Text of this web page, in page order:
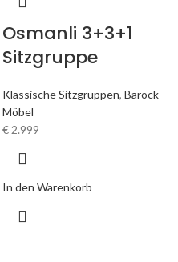
Osmanli 3+3+1
Sitzgruppe
Klassische Sitzgruppen, Barock
Möbel
€2.999
In den Warenkorb